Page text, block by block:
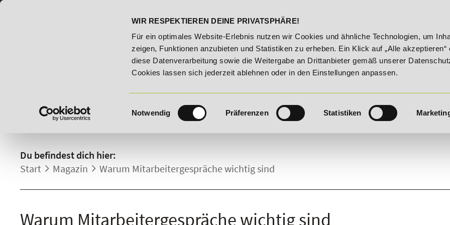
WIR RESPEKTIEREN DEINE PRIVATSPHÄRE!
Für ein optimales Website-Erlebnis nutzen wir Cookies und ähnliche Technologien, um
zeigen, Funktionen anzubieten und Statistiken zu erheben. Ein Klick auf „Alle akzeptieren“
diese Datenverarbeitung sowie die Weitergabe an Drittanbieter gemäß unserer
Cookies lassen sich jederzeit ablehnen oder in den Einstellungen anpassen.
Einwilligungsauswahl
Notwendig Präferenzen Statistiken
20% Rabatt bis 03.09.2026 - Bildungsroute! 20% Rabatt bis 03.09.2026 - Bildungsroute!
DETAILS.
Du befindest dich hier:
Start
Magazin Warum Mitarbeitergespräche wichtig sind
Warum Mitarbeitergespräche wichtig sind